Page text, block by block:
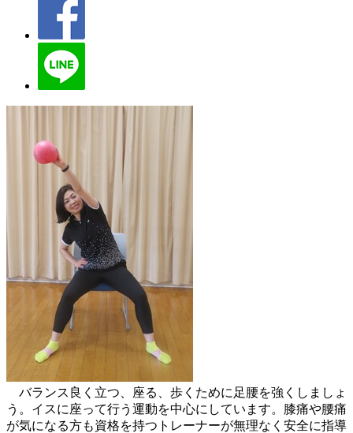
バランス良く立つ、座る、歩くために足腰を強くしましょ
う。イスに座って行う運動を中心にしています。膝痛や腰痛
が気になる方も資格を持つトレーナーが無理なく安全に指導